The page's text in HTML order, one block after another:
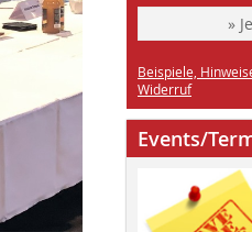
»
Beispiele,
Widerruf
Events/